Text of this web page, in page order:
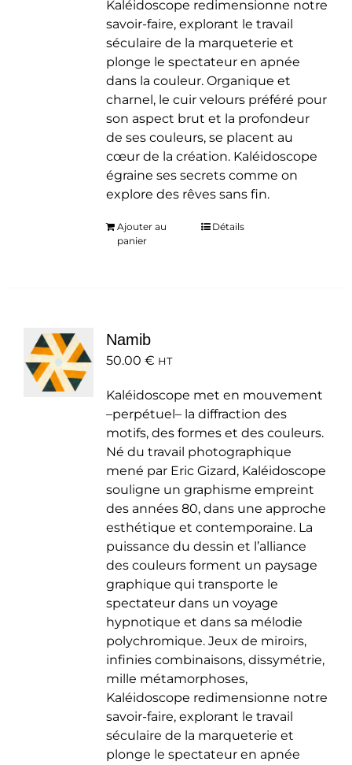
Kaléidoscope redimensionne notre
savoir-faire, explorant le travail
séculaire de la marqueterie et
plonge le spectateur en apnée
dans la couleur. Organique et
charnel, le cuir velours préféré pour
son aspect brut et la profondeur
de ses couleurs, se placent au
cœur de la création. Kaléidoscope
égraine ses secrets comme on
explore des rêves sans fin.
Ajouter au
panier
Détails
Namib
50.00 € HT
Kaléidoscope met en mouvement
–perpétuel– la diffraction des
motifs, des formes et des couleurs.
Né du travail photographique
mené par Eric Gizard, Kaléidoscope
souligne un graphisme empreint
des années 80, dans une approche
esthétique et contemporaine. La
puissance du dessin et l’alliance
des couleurs forment un paysage
graphique qui transporte le
spectateur dans un voyage
hypnotique et dans sa mélodie
polychromique. Jeux de miroirs,
infinies combinaisons, dissymétrie,
mille métamorphoses,
Kaléidoscope redimensionne notre
savoir-faire, explorant le travail
séculaire de la marqueterie et
plonge le spectateur en apnée